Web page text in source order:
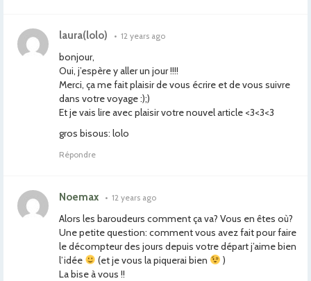
laura(lolo) • 12 years ago
bonjour,
Oui, j’espère y aller un jour !!!!
Merci, ça me fait plaisir de vous écrire et de vous suivre
dans votre voyage :);)
Et je vais lire avec plaisir votre nouvel article <3<3<3
gros bisous: lolo
Répondre
Noemax • 12 years ago
Alors les baroudeurs comment ça va? Vous en êtes où?
Une petite question: comment vous avez fait pour faire
le décompteur des jours depuis votre départ j’aime bien
l’idée
(et je vous la piquerai bien
)
La bise à vous !!